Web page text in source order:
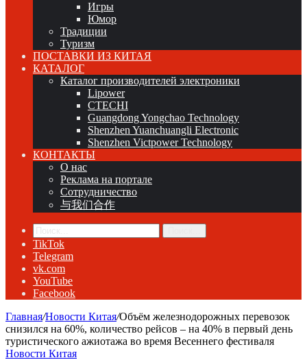
Игры
Юмор
Традиции
Туризм
ПОСТАВКИ ИЗ КИТАЯ
КАТАЛОГ
Каталог производителей электроники
Lipower
CTECHI
Guangdong Yongchao Technology
Shenzhen Yuanchuangli Electronic
Shenzhen Victpower Technology
КОНТАКТЫ
О нас
Реклама на портале
Сотрудничество
与我们合作
TikTok
Telegram
vk.com
YouTube
Facebook
Главная/Новости Китая/Объём железнодорожных перевозок
снизился на 60%, количество рейсов – на 40% в первый день
туристического ажиотажа во время Весеннего фестиваля
Новости Китая